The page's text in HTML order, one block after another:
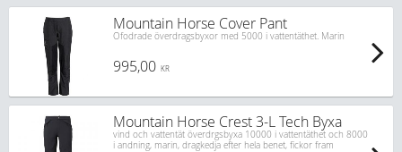
Mountain Horse Cover Pant
Ofodrade överdragsbyxor med 5000 i vattentäthet. Marin
995,00 KR
Mountain Horse Crest 3-L Tech Byxa
vind och vattentät överdrgsbyxa 10000 i vattentäthet och 8000
i andning, marin, dragkedja efter hela benet, fickor fram